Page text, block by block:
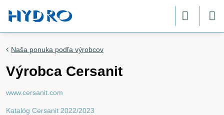
Naša ponuka podľa výrobcov
Výrobca Cersanit
www.cersanit.com
Katalóg Cersanit 2022/2023